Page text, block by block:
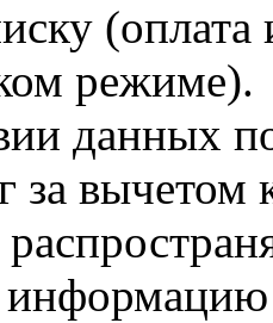
режиме).
данных
за